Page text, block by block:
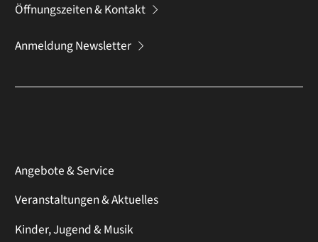
Öffnungszeiten & Kontakt
Anmeldung Newsletter
Angebote & Service
Veranstaltungen & Aktuelles
Kinder, Jugend & Musik